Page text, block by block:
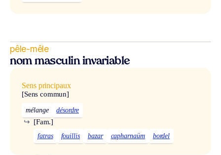
pêle-mêle
nom masculin invariable
Sens principaux
[Sens commun]
mélange désordre
[Fam.]
↪
fatras fouillis bazar capharnaüm bordel